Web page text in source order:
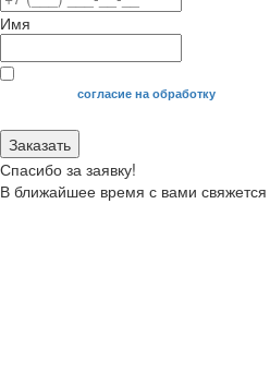
Имя
Я даю своесогласие на обработку
Заказать
Спасибо за заявку!
В ближайшее время с вами